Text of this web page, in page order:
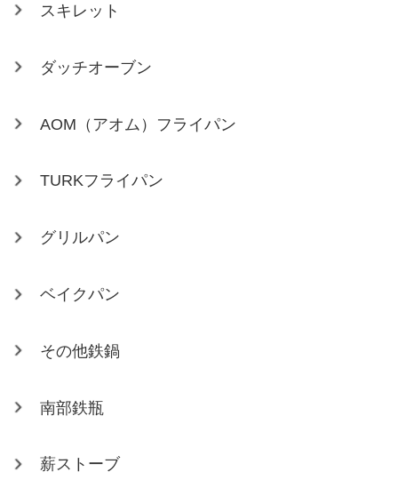
スキレット
ダッチオーブン
AOM（アオム）フライパン
TURKフライパン
グリルパン
ベイクパン
その他鉄鍋
南部鉄瓶
薪ストーブ